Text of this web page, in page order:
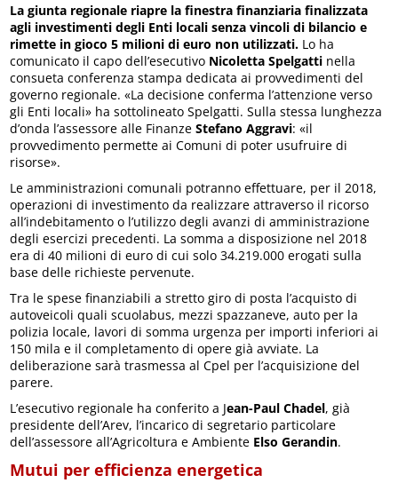
La giunta regionale riapre la finestra finanziaria finalizzata
agli investimenti degli Enti locali senza vincoli di bilancio e
rimette in gioco 5 milioni di euro non utilizzati. Lo ha
comunicato il capo dell’esecutivo Nicoletta Spelgatti nella
consueta conferenza stampa dedicata ai provvedimenti del
governo regionale. «La decisione conferma l’attenzione verso
gli Enti locali» ha sottolineato Spelgatti. Sulla stessa lunghezza
d’onda l’assessore alle FinanzeStefano Aggravi: «il
provvedimento permette ai Comuni di poter usufruire di
risorse».
Le amministrazioni comunali potranno effettuare, per il 2018,
operazioni di investimento da realizzare attraverso il ricorso
all’indebitamento o l’utilizzo degli avanzi di amministrazione
degli esercizi precedenti. La somma a disposizione nel 2018
era di 40 milioni di euro di cui solo 34.219.000 erogati sulla
base delle richieste pervenute.
Tra le spese finanziabili a stretto giro di posta l’acquisto di
autoveicoli quali scuolabus, mezzi spazzaneve, auto per la
polizia locale, lavori di somma urgenza per importi inferiori ai
150 mila e il completamento di opere già avviate. La
deliberazione sarà trasmessa al Cpel per l’acquisizione del
parere.
L’esecutivo regionale ha conferito a Jean-Paul Chadel, già
presidente dell’Arev, l’incarico di segretario particolare
dell’assessore all’Agricoltura e Ambiente Elso Gerandin.
Mutui per efficienza energetica